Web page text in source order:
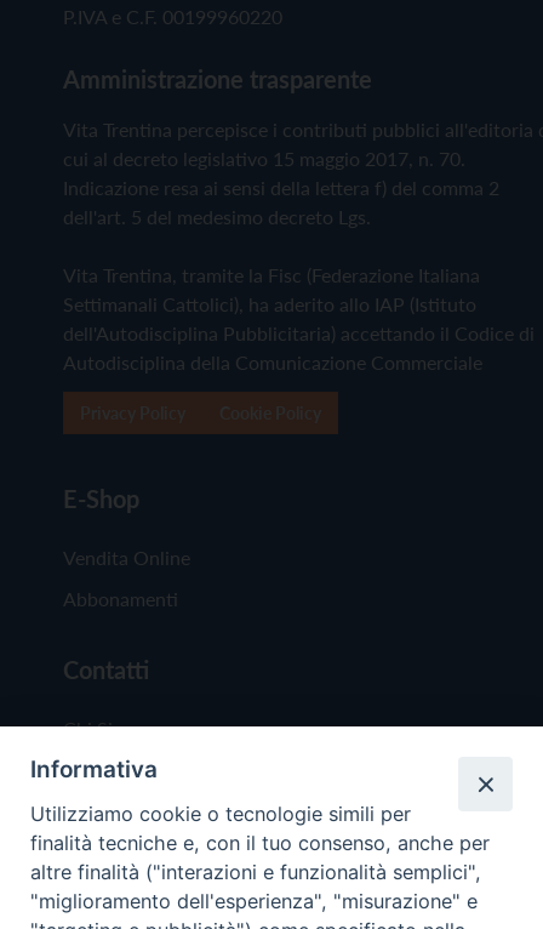
P.IVA e C.F. 00199960220
Amministrazione trasparente
Vita Trentina percepisce i contributi pubblici all'editoria
cui al decreto legislativo 15 maggio 2017, n. 70.
Indicazione resa ai sensi della lettera f) del comma 2
dell'art. 5 del medesimo decreto Lgs.
Vita Trentina, tramite la Fisc (Federazione Italiana
Settimanali Cattolici), ha aderito allo IAP (Istituto
dell'Autodisciplina Pubblicitaria) accettando il Codice di
Autodisciplina della Comunicazione Commerciale
E-Shop
Vendita Online
Abbonamenti
Contatti
Chi Siamo
Redazione
Scrivici
Informativa
Utilizziamo cookie o tecnologie simili per
finalità tecniche e, con il tuo consenso, anche per
altre finalità ("interazioni e funzionalità semplici",
"miglioramento dell'esperienza", "misurazione" e